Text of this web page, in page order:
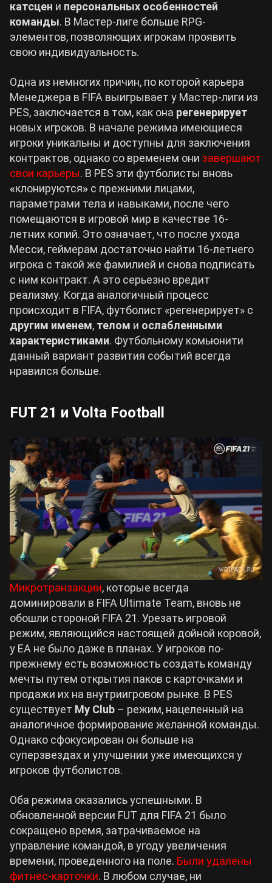
катсцен и персональных особенностей
команды. В Мастер-лиге больше RPG-
элементов, позволяющих игрокам проявить
свою индивидуальность.
Одна из немногих причин, по которой карьера
Менеджера в FIFA выигрывает у Мастер-лиги из
PES, заключается в том, как она регенерирует
новых игроков. В начале режима имеющиеся
игроки уникальны и доступны для заключения
контрактов, однако со временем они завершают
свои карьеры. В PES эти футболисты вновь
«клонируются» с прежними лицами,
параметрами тела и навыками, после чего
помещаются в игровой мир в качестве 16-
летних копий. Это означает, что после ухода
Месси, геймерам достаточно найти 16-летнего
игрока с такой же фамилией и снова подписать
с ним контракт. А это серьезно вредит
реализму. Когда аналогичный процесс
происходит в FIFA, футболист «регенерирует» с
другим именем, телом и ослабленными
характеристиками. Футбольному комьюнити
данный вариант развития событий всегда
нравился больше.
FUT 21 и Volta Football
Микротранзакции, которые всегда
доминировали в FIFA Ultimate Team, вновь не
обошли стороной FIFA 21. Урезать игровой
режим, являющийся настоящей дойной коровой,
у EA не было даже в планах. У игроков по-
прежнему есть возможность создать команду
мечты путем открытия паков с карточками и
продажи их на внутриигровом рынке. В PES
существует My Club – режим, нацеленный на
аналогичное формирование желанной команды.
Однако сфокусирован он больше на
суперзвездах и улучшении уже имеющихся у
игроков футболистов.
Оба режима оказались успешными. В
обновленной версии FUT для FIFA 21 было
сокращено время, затрачиваемое на
управление командой, в угоду увеличения
времени, проведенного на поле. Были удалены
фитнес-карточки. В любом случае, ни